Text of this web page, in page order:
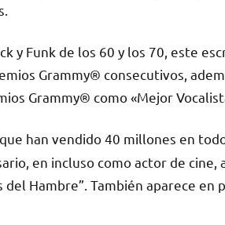
y Funk de los 60 y los 70, este
Grammy® consecutivos,
Grammy® como «Mejor
han vendido 40 millones en
en incluso como actor de cine,
del Hambre”. También aparece en